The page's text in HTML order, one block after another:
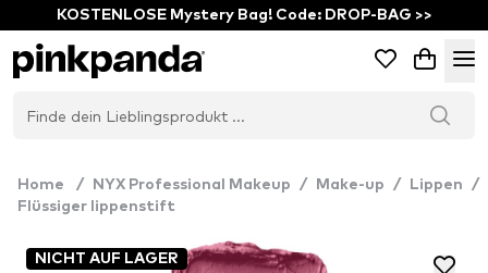
KOSTENLOSE Mystery Bag! Code: DROP-BAG >>
Home / NYX Professional Makeup / Make-up / Lippen
/
Flüssiger lippenstift
NICHT AUF LAGER